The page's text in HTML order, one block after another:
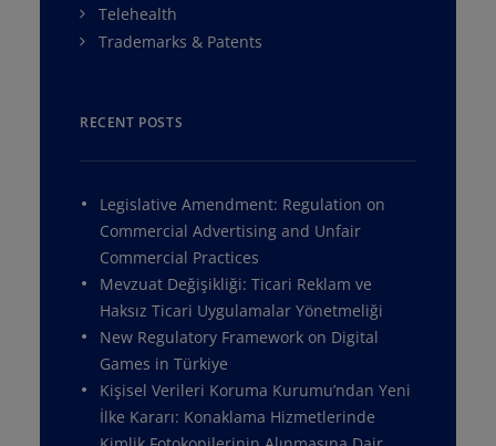
Telehealth
Trademarks & Patents
RECENT POSTS
Legislative Amendment: Regulation on
Commercial Advertising and Unfair
Commercial Practices
Mevzuat Değişikliği: Ticari Reklam ve
Haksız Ticari Uygulamalar Yönetmeliği
New Regulatory Framework on Digital
Games in Türkiye
Kişisel Verileri Koruma Kurumu’ndan Yeni
İlke Kararı: Konaklama Hizmetlerinde